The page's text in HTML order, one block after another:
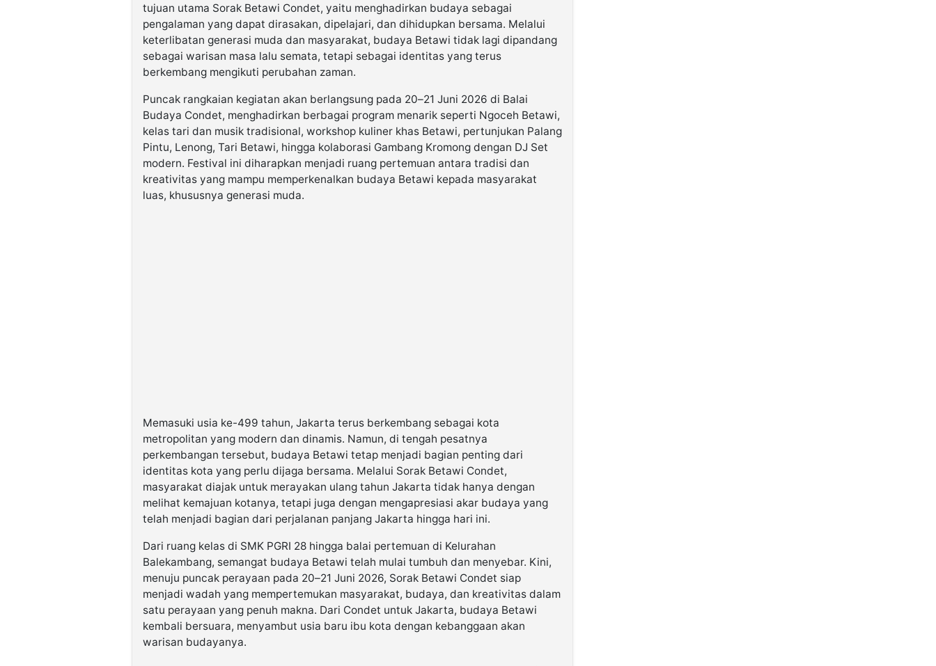
tujuan utama Sorak Betawi Condet, yaitu menghadirkan budaya sebagai
pengalaman yang dapat dirasakan, dipelajari, dan dihidupkan bersama. Melalui
keterlibatan generasi muda dan masyarakat, budaya Betawi tidak lagi dipandang
sebagai warisan masa lalu semata, tetapi sebagai identitas yang terus
berkembang mengikuti perubahan zaman.
Puncak rangkaian kegiatan akan berlangsung pada 20–21 Juni 2026 di Balai
Budaya Condet, menghadirkan berbagai program menarik seperti Ngoceh Betawi,
kelas tari dan musik tradisional, workshop kuliner khas Betawi, pertunjukan Palang
Pintu, Lenong, Tari Betawi, hingga kolaborasi Gambang Kromong dengan DJ Set
modern. Festival ini diharapkan menjadi ruang pertemuan antara tradisi dan
kreativitas yang mampu memperkenalkan budaya Betawi kepada masyarakat
luas, khususnya generasi muda.
Memasuki usia ke-499 tahun, Jakarta terus berkembang sebagai kota
metropolitan yang modern dan dinamis. Namun, di tengah pesatnya
perkembangan tersebut, budaya Betawi tetap menjadi bagian penting dari
identitas kota yang perlu dijaga bersama. Melalui Sorak Betawi Condet,
masyarakat diajak untuk merayakan ulang tahun Jakarta tidak hanya dengan
melihat kemajuan kotanya, tetapi juga dengan mengapresiasi akar budaya yang
telah menjadi bagian dari perjalanan panjang Jakarta hingga hari ini.
Dari ruang kelas di SMK PGRI 28 hingga balai pertemuan di Kelurahan
Balekambang, semangat budaya Betawi telah mulai tumbuh dan menyebar. Kini,
menuju puncak perayaan pada 20–21 Juni 2026, Sorak Betawi Condet siap
menjadi wadah yang mempertemukan masyarakat, budaya, dan kreativitas dalam
satu perayaan yang penuh makna. Dari Condet untuk Jakarta, budaya Betawi
kembali bersuara, menyambut usia baru ibu kota dengan kebanggaan akan
warisan budayanya.